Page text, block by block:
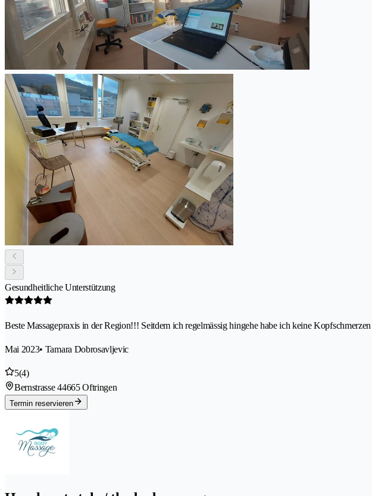
Gesundheitliche Unterstützung
Beste Massagepraxis in der Region!!! Seitdem ich regelmässig hingehe habe ich keine
Mai 2023• Tamara Dobrosavljevic
5(4)
Bernstrasse 44665 Oftringen
Termin reservieren